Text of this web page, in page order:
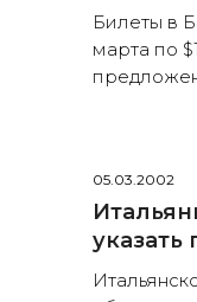
Билеты в
марта по
05.03.2002
указать